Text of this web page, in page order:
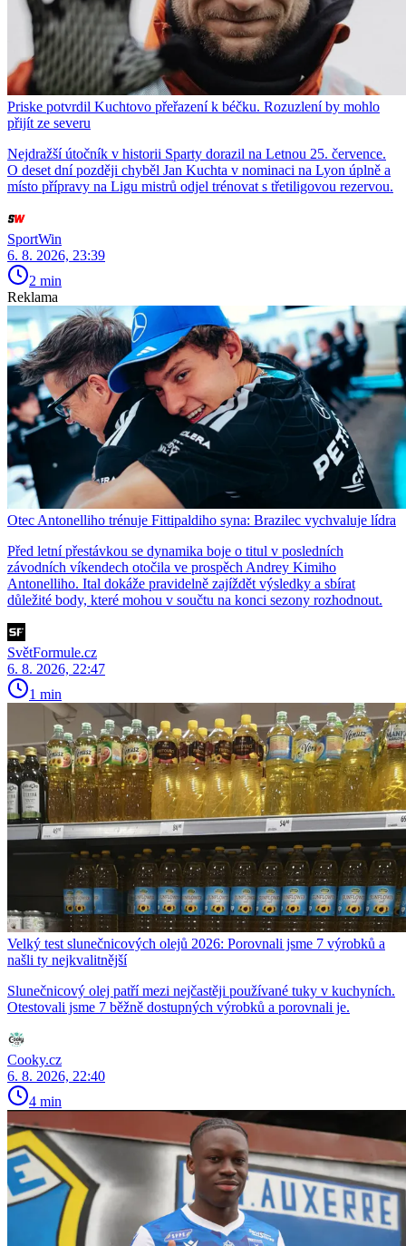
Priske potvrdil Kuchtovo přeřazení k béčku. Rozuzlení by mohlo
přijít ze severu
Nejdražší útočník v historii Sparty dorazil na Letnou 25. července.
O deset dní později chyběl Jan Kuchta v nominaci na Lyon úplně a
místo přípravy na Ligu mistrů odjel trénovat s třetiligovou rezervou.
SportWin
6. 8. 2026, 23:39
2 min
Reklama
Otec Antonelliho trénuje Fittipaldiho syna: Brazilec vychvaluje lídra
Před letní přestávkou se dynamika boje o titul v posledních
závodních víkendech otočila ve prospěch Andrey Kimiho
Antonelliho. Ital dokáže pravidelně zajíždět výsledky a sbírat
důležité body, které mohou v součtu na konci sezony rozhodnout.
SvětFormule.cz
6. 8. 2026, 22:47
1 min
Velký test slunečnicových olejů 2026: Porovnali jsme 7 výrobků a
našli ty nejkvalitnější
Slunečnicový olej patří mezi nejčastěji používané tuky v kuchyních.
Otestovali jsme 7 běžně dostupných výrobků a porovnali je.
Cooky.cz
6. 8. 2026, 22:40
4 min